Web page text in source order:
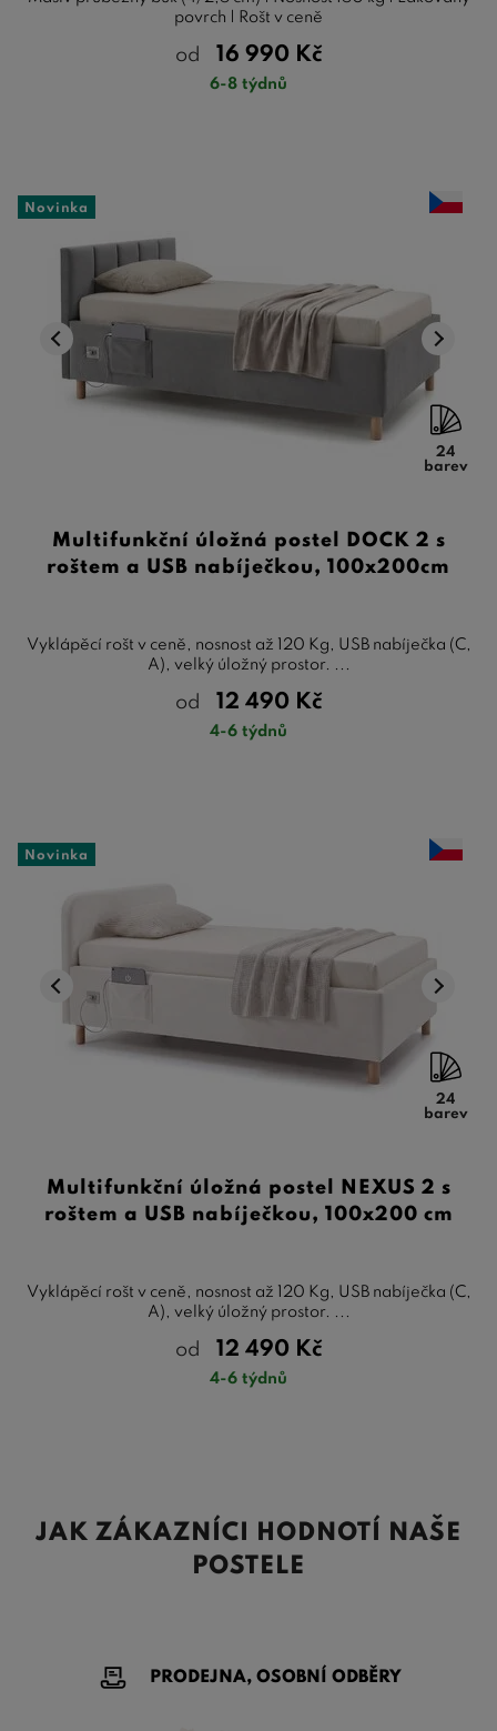
povrch | Rošt v ceně
od 16 990 Kč
6-8 týdnů
Novinka
24
barev
Multifunkční úložná postel DOCK 2 s
roštem a USB nabíječkou, 100x200cm
Vyklápěcí rošt v ceně, nosnost až 120 Kg, USB nabíječka (C,
A), velký úložný prostor. ...
od 12 490 Kč
4-6 týdnů
Novinka
24
barev
Multifunkční úložná postel NEXUS 2 s
roštem a USB nabíječkou, 100x200 cm
Vyklápěcí rošt v ceně, nosnost až 120 Kg, USB nabíječka (C,
A), velký úložný prostor. ...
od 12 490 Kč
4-6 týdnů
JAK ZÁKAZNÍCI HODNOTÍ NAŠE
POSTELE
PRODEJNA, OSOBNÍ ODBĚRY